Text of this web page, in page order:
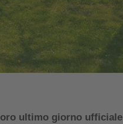
loro ultimo giorno ufficiale